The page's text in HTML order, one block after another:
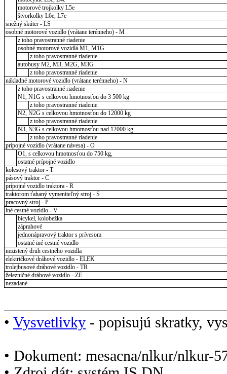
motorové trojkolky L5e
štvorkolky L6e, L7e
snežný skúter - LS
osobné motorové vozidlo (vrátane terénneho) - M
z toho pravostranné riadenie
osobné motorové vozidlá M1, M1G
z toho pravostranné riadenie
autobusy M2, M3, M2G, M3G
z toho pravostranné riadenie
nákladné motorové vozidlo (vrátane terénneho) - N
z toho pravostranné riadenie
N1, N1G s celkovou hmotnosťou do 3 500 kg
z toho pravostranné riadenie
N2, N2G s celkovou hmotnosťou do 12000 kg
z toho pravostranné riadenie
N3, N3G s celkovou hmotnosťou nad 12000 kg
z toho pravostranné riadenie
prípojné vozidlo (vrátane návesa) - O
O1, s celkovou hmotnosťou do 750 kg,
ostatné prípojné vozidlo
kolesový traktor - T
pásový traktor - C
prípojné vozidlo traktora - R
traktorom ťahaný vymeniteľný stroj - S
pracovný stroj - P
iné cestné vozidlo - V
bicykel, kolobežka
záprahové
jednonápravový traktor s prívesom
ostatné iné cestné vozidlo
nezistený druh cestného vozidla
električkové dráhové vozidlo - ELEK
trolejbusové dráhové vozidlo - TR
železničné dráhové vozidlo - ZE
nezadané
• Vysvetlivky - popisujú skratky,
• Dokument: mesacna/nlkur/nlkur-